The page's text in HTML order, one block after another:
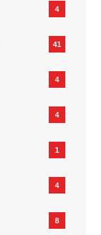
4
41
4
4
1
4
8